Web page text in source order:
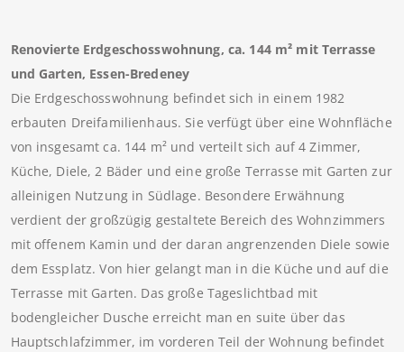
Renovierte Erdgeschosswohnung, ca. 144 m² mit Terrasse
und Garten, Essen-Bredeney
Die Erdgeschosswohnung befindet sich in einem 1982
erbauten Dreifamilienhaus. Sie verfügt über eine Wohnfläche
von insgesamt ca. 144 m² und verteilt sich auf 4 Zimmer,
Küche, Diele, 2 Bäder und eine große Terrasse mit Garten zur
alleinigen Nutzung in Südlage. Besondere Erwähnung
verdient der großzügig gestaltete Bereich des Wohnzimmers
mit offenem Kamin und der daran angrenzenden Diele sowie
dem Essplatz. Von hier gelangt man in die Küche und auf die
Terrasse mit Garten. Das große Tageslichtbad mit
bodengleicher Dusche erreicht man en suite über das
Hauptschlafzimmer, im vorderen Teil der Wohnung befindet